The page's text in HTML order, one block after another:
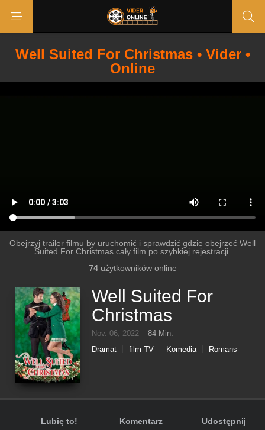
Well Suited For Christmas • Vider •
Online
Obejrzyj trailer filmu by uruchomić i sprawdzić gdzie obejrzeć Well
Suited For Christmas cały film po szybkiej rejestracji.
74użytkowników online
Well Suited For
Christmas
Nov. 06, 2022
84 Min.
Dramat
film TV Komedia Romans
Lubię to! Komentarz Udostępnij